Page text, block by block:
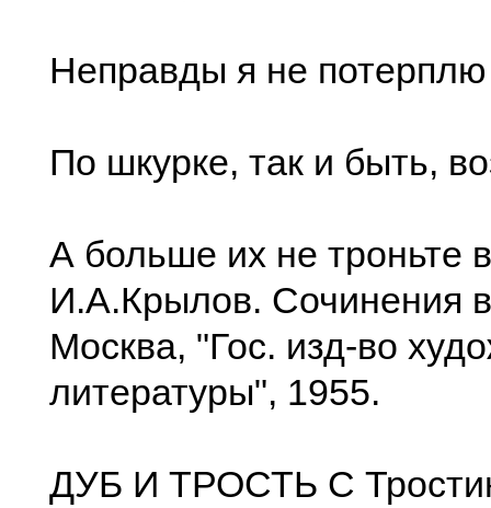
Неправды я не
По шкурке, так и быть,
А больше их не троньте
И.А.Крылов. Сочинения
Москва, "Гос. изд-во
литературы", 1955.
ДУБ И ТРОСТЬ С